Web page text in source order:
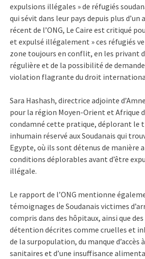
expulsions illégales » de réfugiés
qui sévit dans leur pays depuis plus d’un
récent de l’ONG, Le Caire est critiqué
et expulsé illégalement » ces réfugiés
zone toujours en conflit, en les privant
régulière et de la possibilité de
violation flagrante du droit
Sara Hashash, directrice adjointe
pour la région Moyen-Orient et Afrique
condamné cette pratique, déplorant le
inhumain réservé aux Soudanais qui
Egypte, où ils sont détenus de manière
conditions déplorables avant d’être
illégale.
Le rapport de l’ONG mentionne
témoignages de Soudanais victimes
compris dans des hôpitaux, ainsi que
détention décrites comme cruelles et
de la surpopulation, du manque d’accès
sanitaires et d’une insuffisance